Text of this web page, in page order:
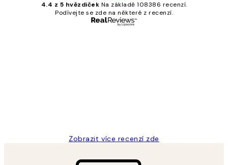
4.4 z 5 hvězdiček Na základě 108386 recenzí.
Podívejte se zde na některé z recenzí.
Zobrazit více recenzí zde